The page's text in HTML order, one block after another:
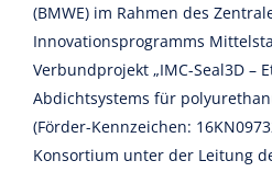
(BMWE) im Rahmen des
Innovationsprogramms
Verbundprojekt „IMC-Seal3D –
Abdichtsystems für
(Förder-Kennzeichen:
Konsortium unter der Leitung